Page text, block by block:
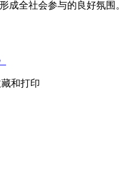
成全社会参与的良好氛围。
和打印